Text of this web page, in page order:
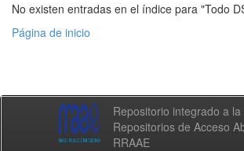
No existen entradas en el índice para "Todo
Página de inicio
Repositorio integrado a la
Repositorios de Acceso
RRAAE